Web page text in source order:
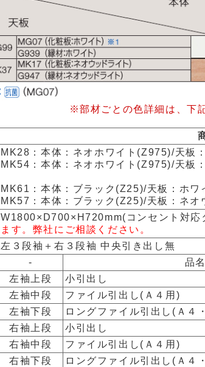
※部材ごとの色詳細は、下
MK28：本体：ネオホワイト(Z975)/天板
MK54：本体：ネオホワイト(Z975)/天板
MK61：本体：ブラック(Z25)/天板：ホワ
MK57：本体：ブラック(Z25)/天板：ネオ
W1800×D700×H720mm(コンセント対応
ます。弊社にご相談ください。
左３段袖＋右３段袖 中央引き出し無
- 品名
左袖上段
小引出し
左袖中段
ファイル引出し(Ａ４用)
左袖下段
ロングファイル引出し(Ａ４
右袖上段
小引出し
右袖中段
ファイル引出し(Ａ４用)
右袖下段
ロングファイル引出し(Ａ４